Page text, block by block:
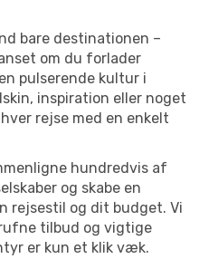
bare destinationen –
om du forlader
pulserende kultur i
inspiration eller noget
rejse med en enkelt
hundredvis af
og skabe en
rejsestil og dit budget. Vi
tilbud og vigtige
er kun et klik væk.